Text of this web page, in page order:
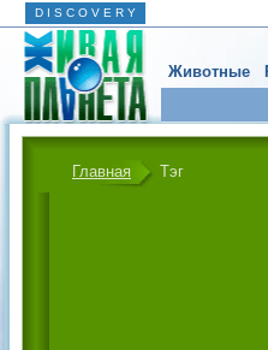
D I S C O V E R Y
Животные
Главная Тэг